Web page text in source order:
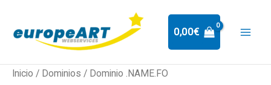
contenido
0,00€
Inicio / Dominios / Dominio .NAME.FO
Dominio